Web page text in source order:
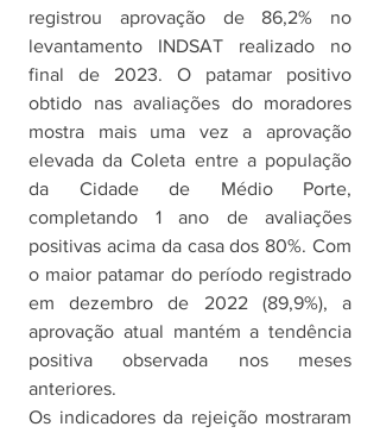
registrou aprovação de 86,2% no
levantamento INDSAT realizado no
final de 2023. O patamar positivo
obtido nas avaliações do moradores
mostra mais uma vez a aprovação
elevada da Coleta entre a população
da Cidade de Médio Porte,
completando 1 ano de avaliações
positivas acima da casa dos 80%. Com
o maior patamar do período registrado
em dezembro de 2022 (89,9%), a
aprovação atual mantém a tendência
positiva observada nos meses
anteriores.
Os indicadores da rejeição mostraram